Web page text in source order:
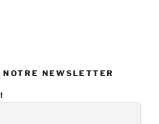
NEWSLETTER